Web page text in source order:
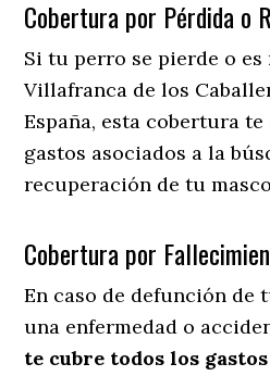
Cobertura por Pérdida o
Si tu perro se pierde o es
Villafranca de los
España, esta cobertura
gastos asociados a la
recuperación de tu
Cobertura por
En caso de defunción de
una enfermedad o
te cubre todos los